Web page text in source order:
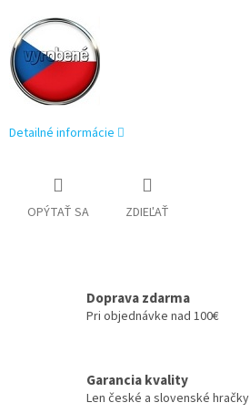
Detailné informácie
OPÝTAŤ SA ZDIEĽAŤ
Doprava zdarma
Pri objednávke nad 100€
Garancia kvality
Len české a slovenské hračky